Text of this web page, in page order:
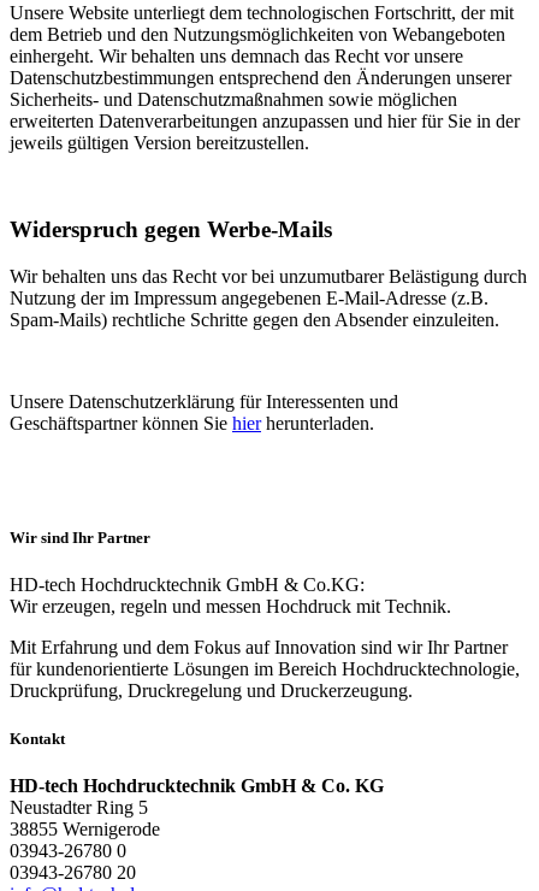
Unsere Website unterliegt dem technologischen Fortschritt, der mit
dem Betrieb und den Nutzungsmöglichkeiten von Webangeboten
einhergeht. Wir behalten uns demnach das Recht vor unsere
Datenschutzbestimmungen entsprechend den Änderungen unserer
Sicherheits- und Datenschutzmaßnahmen sowie möglichen
erweiterten Datenverarbeitungen anzupassen und hier für Sie in der
jeweils gültigen Version bereitzustellen.
Widerspruch gegen Werbe-Mails
Wir behalten uns das Recht vor bei unzumutbarer Belästigung durch
Nutzung der im Impressum angegebenen E-Mail-Adresse (z.B.
Spam-Mails) rechtliche Schritte gegen den Absender einzuleiten.
Unsere Datenschutzerklärung für Interessenten und
Geschäftspartner können Sie hierherunterladen.
Wir sind Ihr Partner
HD-tech Hochdrucktechnik GmbH & Co.KG:
Wir erzeugen, regeln und messen Hochdruck mit Technik.
Mit Erfahrung und dem Fokus auf Innovation sind wir Ihr Partner
für kundenorientierte Lösungen im Bereich Hochdrucktechnologie,
Druckprüfung, Druckregelung und Druckerzeugung.
Kontakt
HD-tech Hochdrucktechnik GmbH & Co. KG
Neustadter Ring 5
38855 Wernigerode
03943-26780 0
03943-26780 20